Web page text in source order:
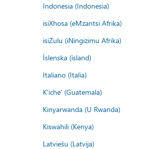
Indonesia (Indonesia)
isiXhosa (eMzantsi Afrika)
isiZulu (iNingizimu Afrika)
Íslenska (ísland)
Italiano (Italia)
K'iche' (Guatemala)
Kinyarwanda (U Rwanda)
Kiswahili (Kenya)
Latviešu (Latvija)